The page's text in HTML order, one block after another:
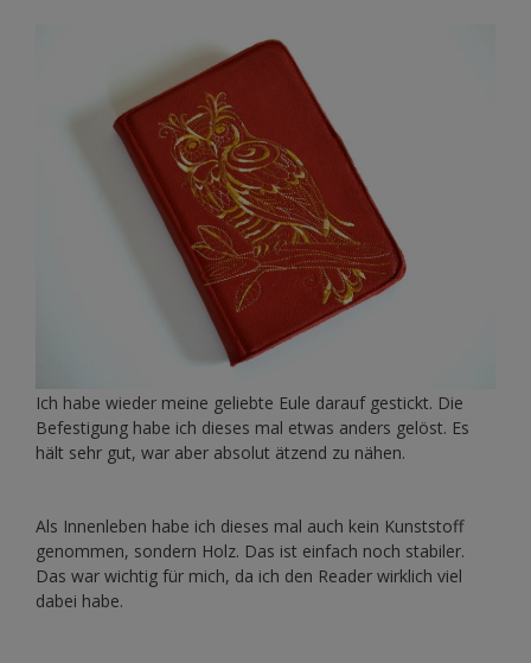
Ich habe wieder meine geliebte Eule darauf gestickt. Die
Befestigung habe ich dieses mal etwas anders gelöst. Es
hält sehr gut, war aber absolut ätzend zu nähen.
Als Innenleben habe ich dieses mal auch kein Kunststoff
genommen, sondern Holz. Das ist einfach noch stabiler.
Das war wichtig für mich, da ich den Reader wirklich viel
dabei habe.